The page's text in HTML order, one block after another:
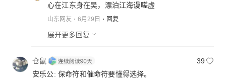
心在江东身在吴，漂泊江海谩嗟虚
山东网友 6月29日 回复
展开更多回复
仓鼠
39
安乐公: 保命符和催命符要懂得选择。